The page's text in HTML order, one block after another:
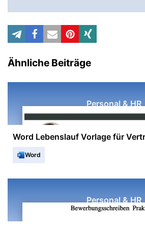
Ähnliche Beiträge
Personal & HR
Word Lebenslauf Vorlage für
Word
Personal & HR